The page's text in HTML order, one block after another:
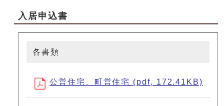
入居申込書
各書類
公営住宅、町営住宅 (pdf, 172.41KB)